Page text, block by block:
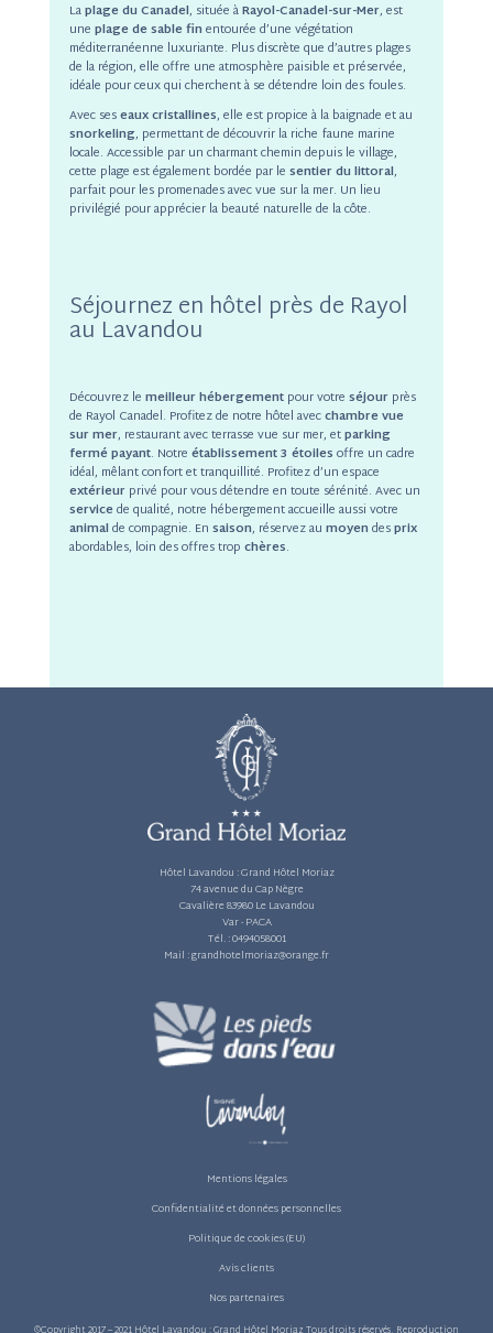
Laplage du Canadel, située àRayol-Canadel-sur-Mer, est
une plage de sable fin entourée d’une végétation
méditerranéenne luxuriante. Plus discrète que d’autres plages
de la région, elle offre une atmosphère paisible et préservée,
idéale pour ceux qui cherchent à se détendre loin des foules.
Avec seseaux cristallines, elle est propice à la baignade et au
snorkeling, permettant de découvrir la riche faune marine
locale. Accessible par un charmant chemin depuis le village,
cette plage est également bordée par le sentier du littoral,
parfait pour les promenades avec vue sur la mer. Un lieu
privilégié pour apprécier la beauté naturelle de la côte.
Séjournez en hôtel près de Rayol
au Lavandou
Découvrez le meilleur hébergementpour votre séjourprès
de Rayol Canadel. Profitez de notre hôtel avecchambre vue
sur mer, restaurant avec terrasse vue sur mer, etparking
fermé payant. Notre établissement 3 étoiles offre un cadre
idéal, mêlant confort et tranquillité. Profitez d’un espace
extérieurprivé pour vous détendre en toute sérénité. Avec un
servicede qualité, notre hébergement accueille aussi votre
animal de compagnie. En saison, réservez au moyen desprix
abordables, loin des offres trop chères.
Hôtel Lavandou :Grand Hôtel Moriaz
74 avenue du Cap Nègre
Cavalière 83980 Le Lavandou
Var - PACA
Tél. :0494058001
Mail :grandhotelmoriaz@orange.fr
Mentions légales
Confidentialité et données personnelles
Politique de cookies (EU)
Avis clients
Nos partenaires